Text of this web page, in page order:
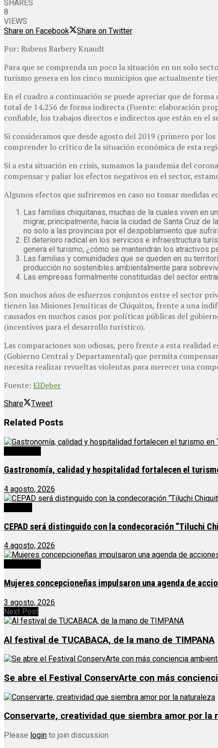
SHARES
8
VIEWS
Share on Facebook
Share on Twitter
Por: Rubens Barbery Knaudt
Para que se comprenda un poco la situación en un solo
turismo genera en los cinco municipios que actualmente
En el cuadro a continuación se puede apreciar que de
total de 14.256 de forma indirecta (Fuente: elaboración
confiable, los trabajos directos e indirectos que están en el
Si consideramos que desde agosto del 2019 (primero por
comprender lo crítico de la situación económica de esta
Si a esta situación en crisis, sumamos la pandemia del
compensar y paliar los efectos negativos en el sector,
Algunos efectos que sufriremos en caso no tomar medidas
Las familias chiquitanas, muchas de la cuales viven en
migrar, principalmente, hacia la ciudad de Santa Cruz
no solo a las provincias por el despoblamiento que
El deterioro radical en los servicios e infraestructura
genera el turismo, ¿cómo se mantendrán los atractivos
Las familias y comunidades que se queden en su
producción no sostenibles ambientalmente para
Las empresas formalmente constituidas del sector
Son muchos años de esfuerzos conjuntos entre el sector
tienen las Misiones Jesuíticas de Chiquitos, frente a una
causados en muchos casos por políticas públicas del
(incentivos para el desarrollo turístico).
Las comparaciones son odiosas, pero frente a esta
(Gobierno Central y Departamental) que permita
necesita realizar revueltas violentas para merecer una
Fuente: ElDeber
Share Tweet
Related Posts
Gastronomía, calidad y hospitalidad fortalecen el
4 agosto, 2026
CEPAD será distinguido con la condecoración “Tiluchi
4 agosto, 2026
Mujeres concepcioneñas impulsaron una agenda de
3 agosto, 2026
Next Post
Al festival de TUCABACA, de la mano de TIMPANA
Se abre el Festival ConservArte con más
Conservarte, creatividad que siembra amor por la
Please login to join discussion